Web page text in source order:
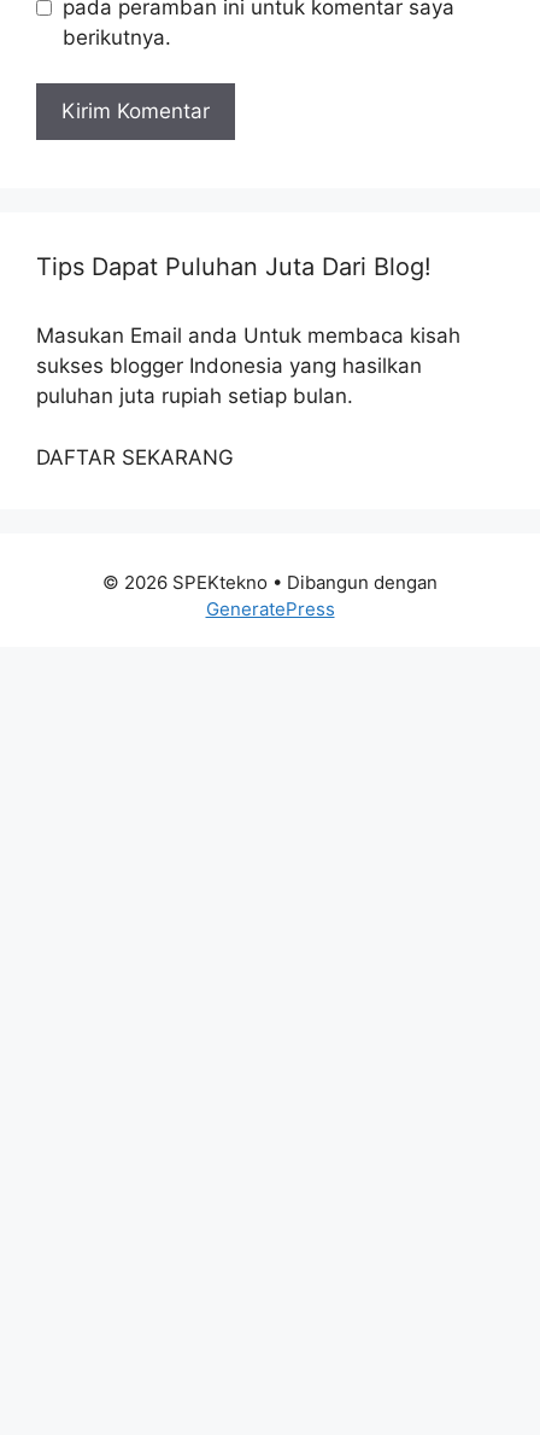
pada peramban ini untuk komentar saya
berikutnya.
Tips Dapat Puluhan Juta Dari Blog!
Masukan Email anda Untuk membaca kisah
sukses blogger Indonesia yang hasilkan
puluhan juta rupiah setiap bulan.
DAFTAR SEKARANG
© 2026 SPEKtekno • Dibangun dengan
GeneratePress